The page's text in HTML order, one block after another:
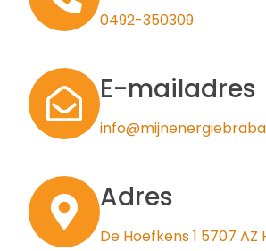
0492-350309
E-mailadres
Adres
De Hoefkens 1 5707 AZ